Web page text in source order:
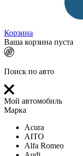
Корзина
Ваша корзина пуста
Поиск по авто
Мой автомобиль
Марка
Acura
AITO
Alfa Romeo